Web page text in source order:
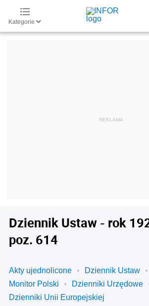
Kategorie
Dziennik Ustaw - rok
poz. 614
Akty ujednolicone
Dziennik Ustaw
Monitor Polski
Dzienniki Urzędowe
Dzienniki Unii Europejskiej